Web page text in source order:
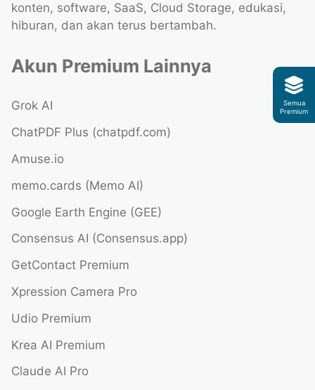
konten, software, SaaS, Cloud Storage, edukasi,
hiburan, dan akan terus bertambah.
Akun Premium Lainnya
Grok AI
ChatPDF Plus (chatpdf.com)
Amuse.io
memo.cards (Memo AI)
Google Earth Engine (GEE)
Consensus AI (Consensus.app)
GetContact Premium
Xpression Camera Pro
Udio Premium
Krea AI Premium
Claude AI Pro
Semua
Premium